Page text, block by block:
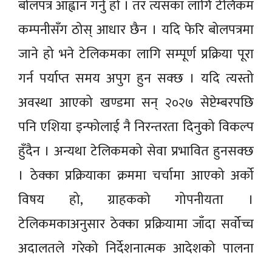
बोलपत्र आह्वान गर्नु हो । तर त्यसका लागि टेलिकम
कम्पनीसँग ठोस् आधार छैन । यदि फेरि बोलपत्रमा
जाने हो भने टेलिकमका लागि सम्पूर्ण प्रक्रिया पूरा
गर्न पर्याप्त समय अपुग हुन सक्छ । यदि त्यस्तो
अवस्था आएको खण्डमा सन् २०२७ सेप्टेम्बरपछि
पनि एशिया इन्फोलाई नै निरन्तरता दिनुको विकल्प
हुँदैन । अन्यथा टेलिकमको सेवा प्रभावित हुनसक्छ
। ठेक्का प्रक्रियाका क्रममा चर्चामा आएको अर्को
विषय हो, ग्राहकको गोपनीयता ।
टेलिकमकाअनुसार ठेक्का प्रक्रियामा जाँदा सर्वोच्च
अदालतले गरेको निर्देशनात्मक आदेशको पालना